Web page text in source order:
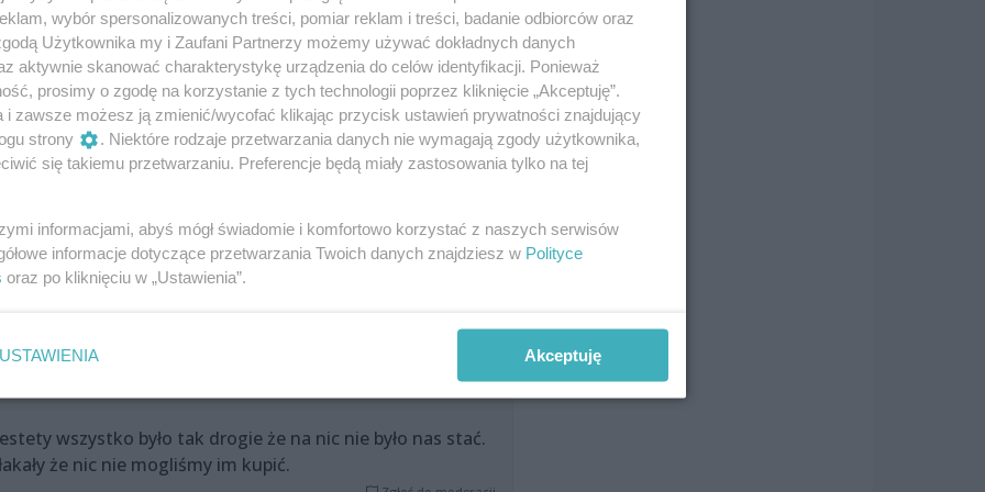
Zgłoś do moderacji
w innych sklepach,tak samo wędlina. Schab leży dwa
Zgłoś do moderacji
fura zatarasuje tory tramwajowe. Proponuję
miejskiej , albo zagrozić zamknięciem tego burdeliku
wszystko było tak drogie że na nic nie było nas stać.
że nic nie mogliśmy im kupić.
wybór spersonalizowanych treści, pomiar reklam i treści, badanie odbiorców oraz
Użytkownika my i Zaufani Partnerzy możemy używać dokładnych danych
aktywnie skanować charakterystykę urządzenia do celów identyfikacji. Ponieważ
prosimy o zgodę na korzystanie z tych technologii poprzez kliknięcie „Akceptuję”.
i zawsze możesz ją zmienić/wycofać klikając przycisk ustawień prywatności znajdujący
strony
. Niektóre rodzaje przetwarzania danych nie wymagają zgody użytkownika,
się takiemu przetwarzaniu. Preferencje będą miały zastosowania tylko na tej
informacjami, abyś mógł świadomie i komfortowo korzystać z naszych serwisów
informacje dotyczące przetwarzania Twoich danych znajdziesz w Polityce
oraz po kliknięciu w „Ustawienia”.
USTAWIENIA Akceptuję